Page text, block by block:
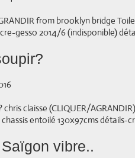
from brooklyn bridge
gesso 2014/6 (indisponible)
chris claisse (CLIQUER/
entoilé 130x97cms détails-
vibre..